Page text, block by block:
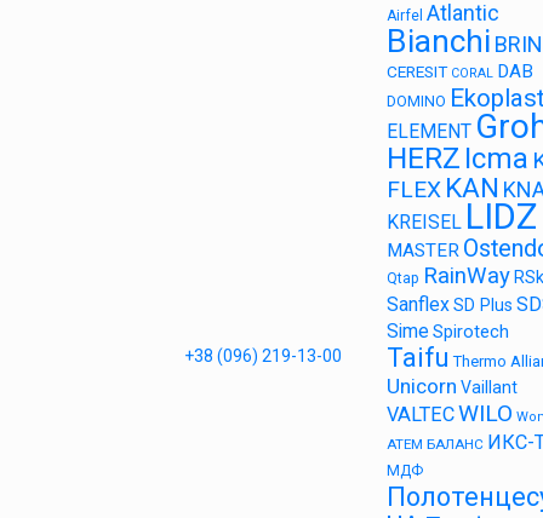
+38 (096) 219-13-00
Airfel Atlantic
Bianchi
CERESIT CORAL DAB
DOMINO
ELEMENT
HERZ Icma
FLEX KAN
KREISEL LIDZ
MASTER
Qtap RainWay
SanflexSD Plus
SimeSpirotech
Taifu Thermo
Unicorn Vaillant
VALTECWILO
АТЕМ БАЛАНС ИКС-
МДФ